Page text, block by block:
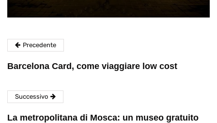
Precedente
Barcelona Card, come viaggiare low cost
Successivo
La metropolitana di Mosca: un museo gratuito